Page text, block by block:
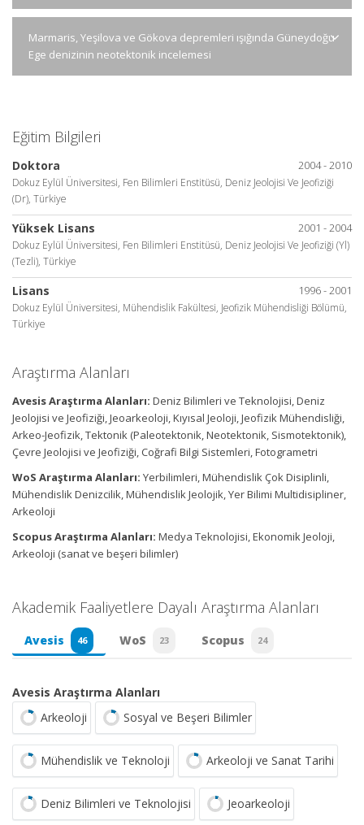
Marmaris, Yeşilova ve Gökova depremleri ışığında Güneydoğu
Ege denizinin neotektonik incelemesi
Eğitim Bilgileri
2004 - 2010
Doktora
Dokuz Eylül Üniversitesi, Fen Bilimleri Enstitüsü, Deniz Jeolojisi Ve Jeofiziği
(Dr), Türkiye
2001 - 2004
Yüksek Lisans
Dokuz Eylül Üniversitesi, Fen Bilimleri Enstitüsü, Deniz Jeolojisi Ve Jeofiziği (Yl)
(Tezli), Türkiye
1996 - 2001
Lisans
Dokuz Eylül Üniversitesi, Mühendislik Fakültesi, Jeofizik Mühendisliği Bölümü,
Türkiye
Araştırma Alanları
Avesis Araştırma Alanları: Deniz Bilimleri ve Teknolojisi, Deniz
Jeolojisi ve Jeofiziği, Jeoarkeoloji, Kıyısal Jeoloji, Jeofizik Mühendisliği,
Arkeo-Jeofizik, Tektonik (Paleotektonik, Neotektonik, Sismotektonik),
Çevre Jeolojisi ve Jeofiziği, Coğrafi Bilgi Sistemleri, Fotogrametri
WoS Araştırma Alanları: Yerbilimleri, Mühendislik Çok Disiplinli,
Mühendislik Denizcilik, Mühendislik Jeolojik, Yer Bilimi Multidisipliner,
Arkeoloji
Scopus Araştırma Alanları: Medya Teknolojisi, Ekonomik Jeoloji,
Arkeoloji (sanat ve beşeri bilimler)
Akademik Faaliyetlere Dayalı Araştırma Alanları
Avesis 46 WoS 23 Scopus 24
Avesis Araştırma Alanları
Arkeoloji
Sosyal ve Beşeri Bilimler
Mühendislik ve Teknoloji Arkeoloji ve Sanat Tarihi
Deniz Bilimleri ve Teknolojisi Jeoarkeoloji